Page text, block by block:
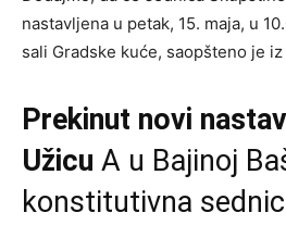
nastavljena u petak, 15. maja, u
sali Gradske kuće, saopšteno je
Prekinut novi
Užicu A u Bajinoj
konstitutivna